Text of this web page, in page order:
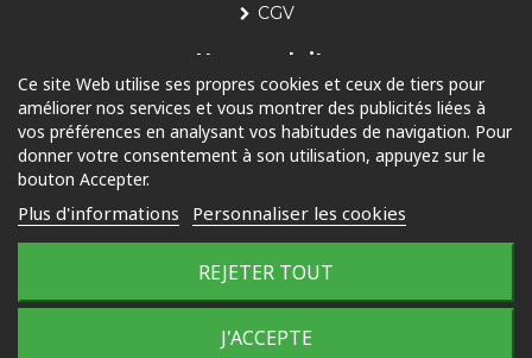
CGV
Nos produits
Piscine
Jardin
Outdoor
© 2025 Tous droits réservés
Plan du site
Ce site Web utilise ses propres cookies et ceux de tiers pour
améliorer nos services et vous montrer des publicités liées à
vos préférences en analysant vos habitudes de navigation. Pour
donner votre consentement à son utilisation, appuyez sur le
bouton Accepter.
Plus d'informations Personnaliser les cookies
REJETER TOUT
J'ACCEPTE